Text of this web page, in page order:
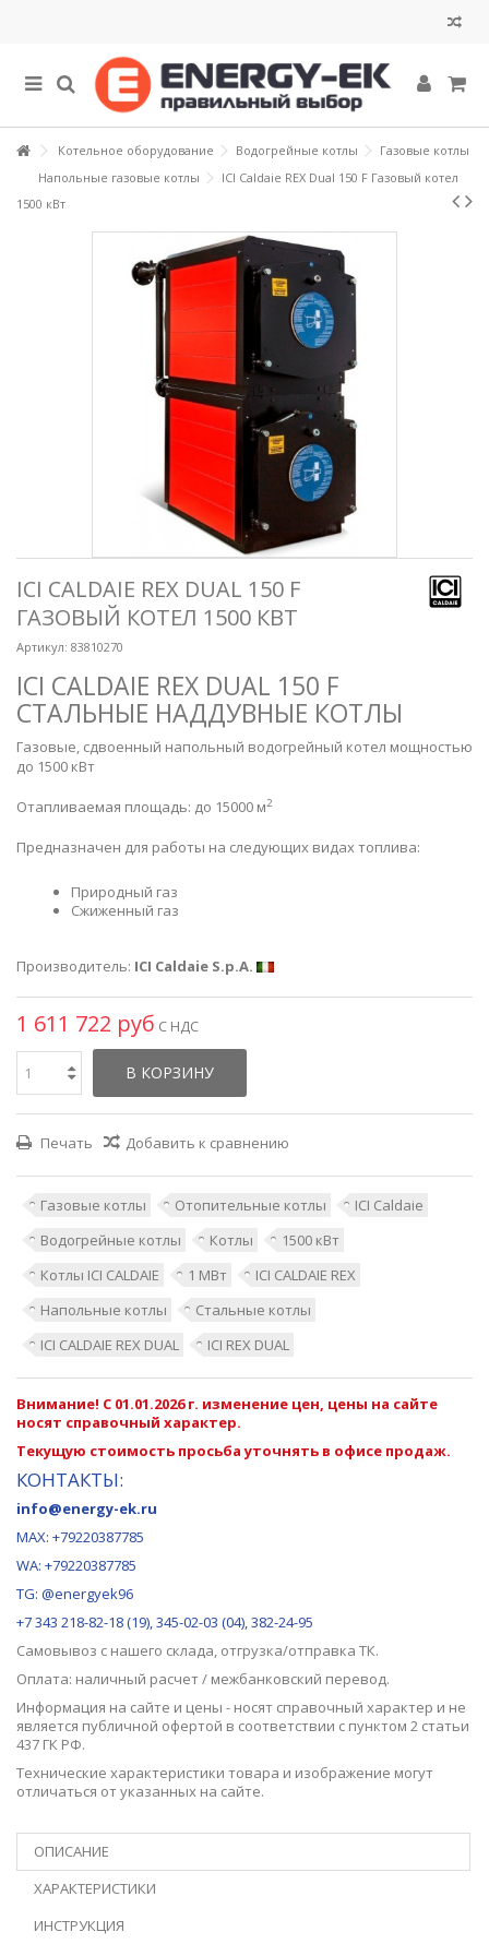
Котельное оборудование Водогрейные котлы
Газовые котлы
Напольные газовые котлы
ICI Caldaie REX Dual 150 F Газовый котел
1500 кВт
ICI CALDAIE REX DUAL 150 F
ГАЗОВЫЙ КОТЕЛ 1500 КВТ
Артикул: 83810270
ICI CALDAIE REX DUAL 150 F
СТАЛЬНЫЕ НАДДУВНЫЕ КОТЛЫ
Газовые, сдвоенный напольный водогрейный котел мощностью
до 1500 кВт
Отапливаемая площадь: до 15000 м2
Предназначен для работы на следующих видах топлива:
Природный газ
Сжиженный газ
Производитель: ICI Caldaie S.p.A.
1 611 722 руб С НДС
В КОРЗИНУ
Печать Добавить к сравнению
Газовые котлы Отопительные котлы
ICI Caldaie
Водогрейные котлы
Котлы
1500 кВт
Котлы ICI CALDAIE
1 МВт
ICI CALDAIE REX
Напольные котлы
Стальные котлы
ICI CALDAIE REX DUAL
ICI REX DUAL
Внимание! С 01.01.2026 г. изменение цен, цены на сайте
носят справочный характер.
Текущую стоимость просьба уточнять в офисе продаж.
КОНТАКТЫ:
info@energy-ek.ru
MAX: +79220387785
WA: +79220387785
TG: @energyek96
+7 343 218-82-18 (19), 345-02-03 (04), 382-24-95
Самовывоз с нашего склада, отгрузка/отправка ТК.
Оплата: наличный расчет / межбанковский перевод.
Информация на сайте и цены - носят справочный характер и не
является публичной офертой в соответствии с пунктом 2 статьи
437 ГК РФ.
Технические характеристики товара и изображение могут
отличаться от указанных на сайте.
ОПИСАНИЕ
ХАРАКТЕРИСТИКИ
ИНСТРУКЦИЯ